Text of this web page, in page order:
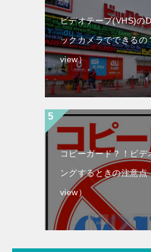
ビデオテープ(VHS)の
ックカメラでできるの
view）
コピーガード？！ビデ
ングするときの注意
view）